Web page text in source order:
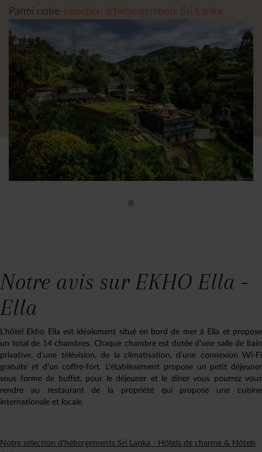
Parmi notre sélection d'hébergements Sri Lanka
Notre avis sur EKHO Ella -
Ella
L’hôtel Ekho Ella est idéalement situé en bord de mer à Ella et propose
un total de 14 chambres. Chaque chambre est dotée d’une salle de bain
privative, d’une télévision, de la climatisation, d’une connexion Wi-Fi
gratuite et d’un coffre-fort. L’établissement propose un petit déjeuner
sous forme de buffet, pour le déjeuner et le dîner vous pourrez vous
rendre au restaurant de la propriété qui propose une cuisine
internationale et locale.
Notre sélection d'hébergements Sri Lanka - Hôtels de charme & Hôtels